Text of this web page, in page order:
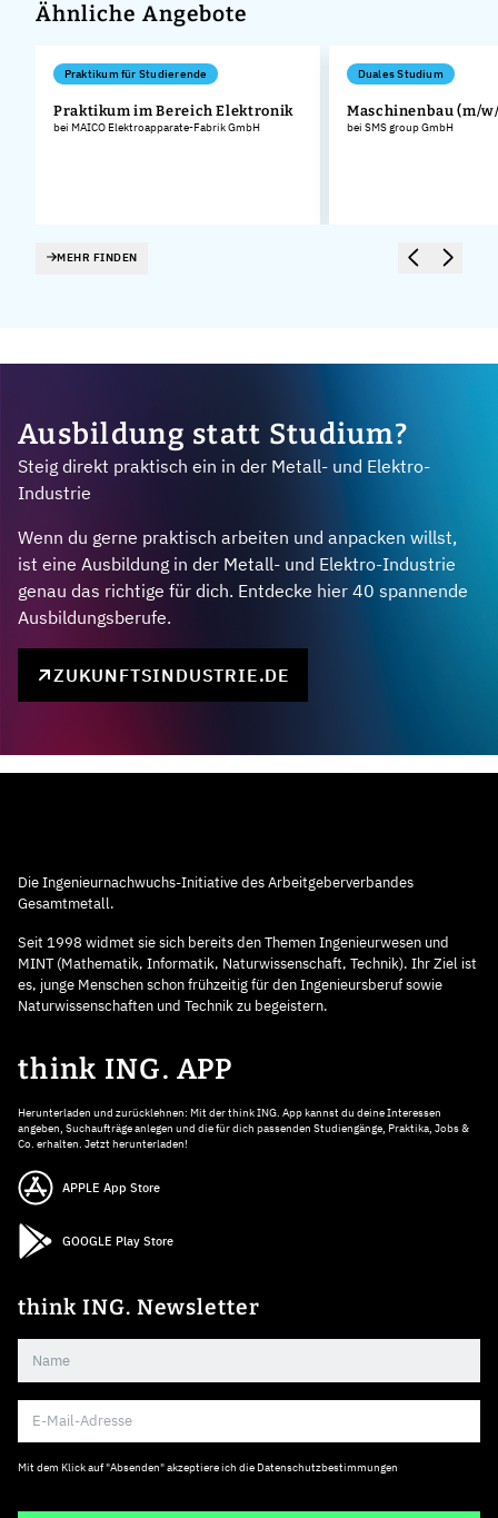
Ähnliche Angebote
Praktikum für Studierende
Praktikum im Bereich Elektronik
bei MAICO Elektroapparate-Fabrik GmbH
Duales Studium
Maschinenbau (m/
bei SMS group GmbH
MEHR FINDEN
Ausbildung statt Studium?
Steig direkt praktisch ein in der Metall- und Elektro-
Industrie
Wenn du gerne praktisch arbeiten und anpacken willst,
ist eine Ausbildung in der Metall- und Elektro-Industrie
genau das richtige für dich. Entdecke hier 40 spannende
Ausbildungsberufe.
ZUKUNFTSINDUSTRIE.DE
Die Ingenieurnachwuchs-Initiative des Arbeitgeberverbandes
Gesamtmetall.
Seit 1998 widmet sie sich bereits den Themen Ingenieurwesen und
MINT (Mathematik, Informatik, Naturwissenschaft, Technik). Ihr Ziel ist
es, junge Menschen schon frühzeitig für den Ingenieursberuf sowie
Naturwissenschaften und Technik zu begeistern.
think ING. APP
Herunterladen und zurücklehnen: Mit der think ING. App kannst du deine Interessen
angeben, Suchaufträge anlegen und die für dich passenden Studiengänge, Praktika, Jobs &
Co. erhalten. Jetzt herunterladen!
APPLE App Store
GOOGLE Play Store
think ING. Newsletter
Mit dem Klick auf "Absenden" akzeptiere ich die Datenschutzbestimmungen